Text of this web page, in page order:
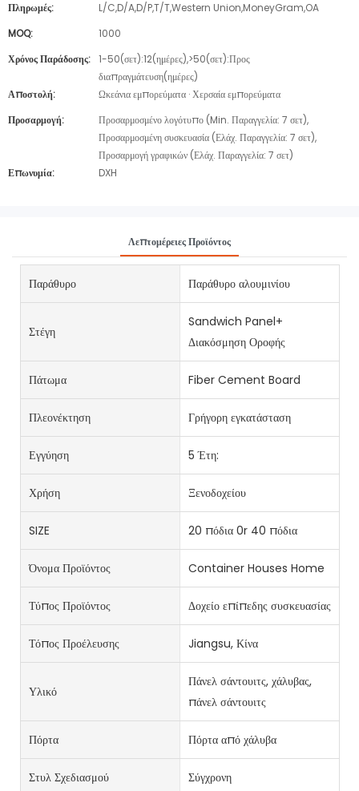
Πληρωμές:
L/C,D/A,D/P,T/T,Western Union,MoneyGram,OA
MOQ:
1000
Χρόνος Παράδοσης: 1-50(σετ):12(ημέρες),>50(σετ):Προς
διαπραγμάτευση(ημέρες)
Αποστολή:
Ωκεάνια εμπορεύματα · Χερσαία εμπορεύματα
Προσαρμογή:
Προσαρμοσμένο λογότυπο (Min. Παραγγελία: 7 σετ),
Προσαρμοσμένη συσκευασία (Ελάχ. Παραγγελία: 7 σετ),
Προσαρμογή γραφικών (Ελάχ. Παραγγελία: 7 σετ)
Επωνυμία:
DXH
Λεπτομέρειες Προϊόντος
Παράθυρο Παράθυρο αλουμινίου
Στέγη
Sandwich Panel+
Διακόσμηση Οροφής
Πάτωμα Fiber Cement Board
Πλεονέκτηση Γρήγορη εγκατάσταση
Εγγύηση 5 Έτη:
Χρήση Ξενοδοχείου
SIZE 20 πόδια 0r 40 πόδια
Όνομα Προϊόντος Container Houses Home
Τύπος Προϊόντος Δοχείο επίπεδης συσκευασίας
Τόπος Προέλευσης Jiangsu, Κίνα
Υλικό
Πάνελ σάντουιτς, χάλυβας,
πάνελ σάντουιτς
Πόρτα Πόρτα από χάλυβα
Στυλ Σχεδιασμού Σύγχρονη